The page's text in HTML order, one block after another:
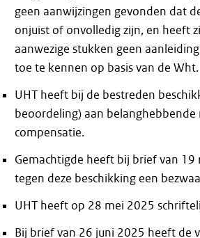
geen aanwijzingen gevonden dat
onjuist of onvolledig zijn, en heeft
aanwezige stukken geen
toe te kennen op basis van de Wht.
UHT heeft bij de bestreden
beoordeling) aan
compensatie.
Gemachtigde heeft bij brief van
tegen deze beschikking een
UHT heeft op 28 mei 2025
Bij brief van 26 juni 2025 heeft de